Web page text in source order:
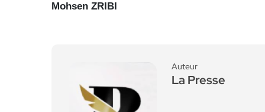
Mohsen ZRIBI
Auteur
La Presse